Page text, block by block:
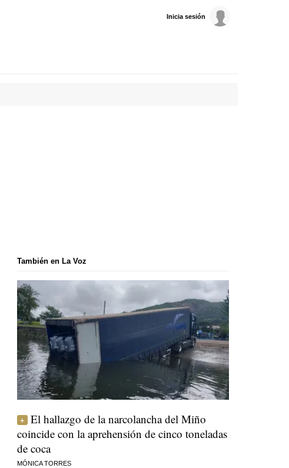
Inicia sesión
También en La Voz
El hallazgo de la narcolancha del Miño
coincide con la aprehensión de cinco toneladas
de coca
MÓNICA TORRES